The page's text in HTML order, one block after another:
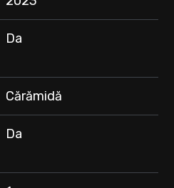
Da
Cărămidă
Da